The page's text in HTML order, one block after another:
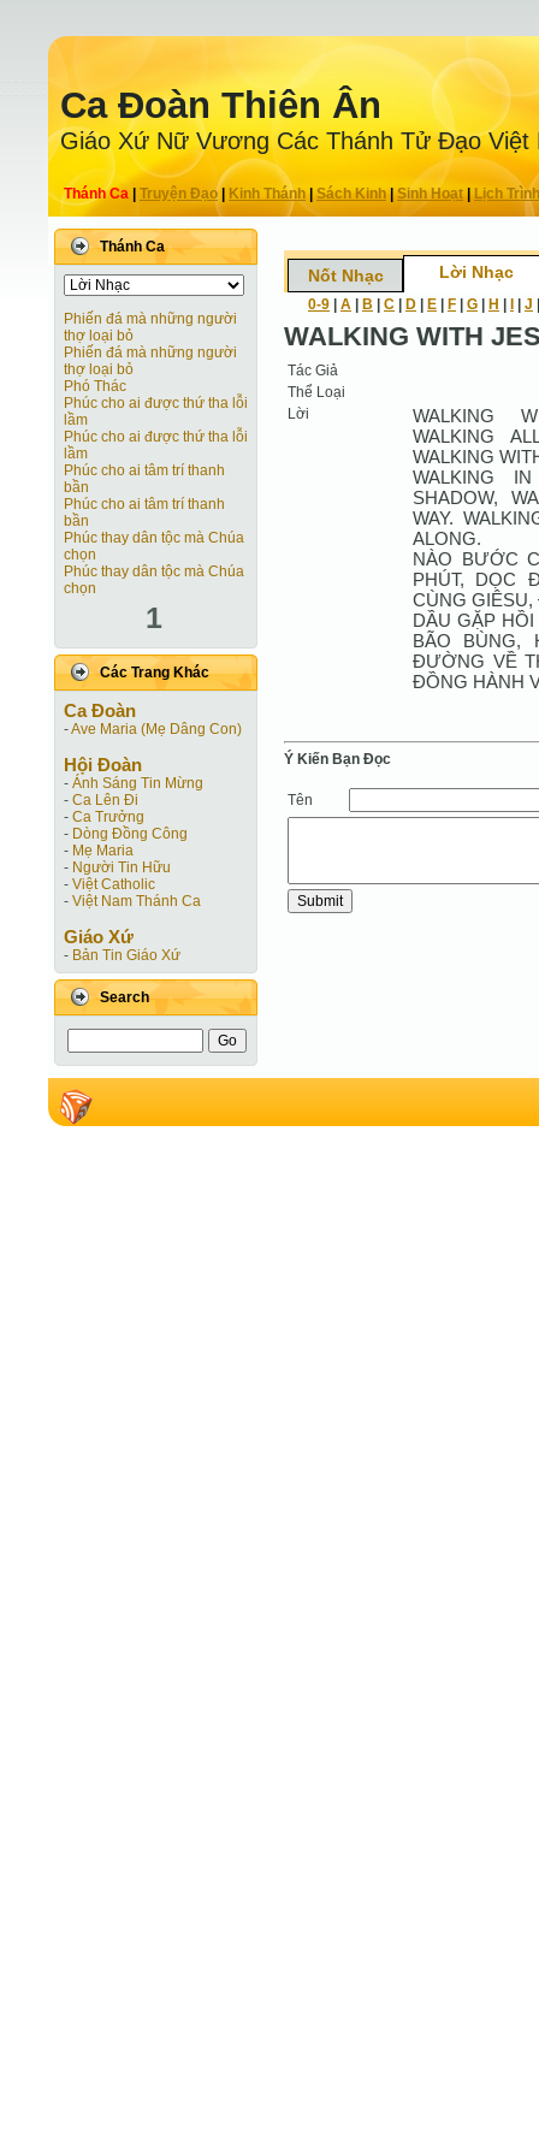
Ca Ðoàn Thiên Ân
Giáo Xứ Nữ Vương Các Thánh Tử Ðạo Việt
Thánh Ca Truyện Ðạo| Kinh Thánh Sách Kinh|Sinh Hoạt| Lịch Trình
Thánh Ca
Phiến đá mà những người
thợ loại bỏ
Phiến đá mà những người
thợ loại bỏ
Phó Thác
Phúc cho ai được thứ tha lỗi
lầm
Phúc cho ai được thứ tha lỗi
lầm
Phúc cho ai tâm trí thanh
bần
Phúc cho ai tâm trí thanh
bần
Phúc thay dân tộc mà Chúa
chọn
Phúc thay dân tộc mà Chúa
chọn
1
Các Trang Khác
Ca Ðoàn
-Ave Maria (Mẹ Dâng Con)
Hội Ðoàn
- Ánh Sáng Tin Mừng
- Ca Lên Đi
- Ca Trưởng
- Dòng Đồng Công
- Mẹ Maria
- Người Tin Hữu
- Việt Catholic
- Việt Nam Thánh Ca
Giáo Xứ
- Bản Tin Giáo Xứ
Search
Nốt Nhạc Lời Nhạc
0-9 A B C D E F G H J
WALKING WITH
Tác Giả
Thể Loại
Lời
WALKING
WALKING
WALKING
WALKING
SHADOW,
WAY.
ALONG.
NÀO BƯỚC
PHÚT, DỌC
CÙNG
DẦU GẶP
BÃO BÙNG,
ĐƯỜNG VỀ
ĐỒNG HÀNH
Ý Kiến Bạn Ðọc
Tên